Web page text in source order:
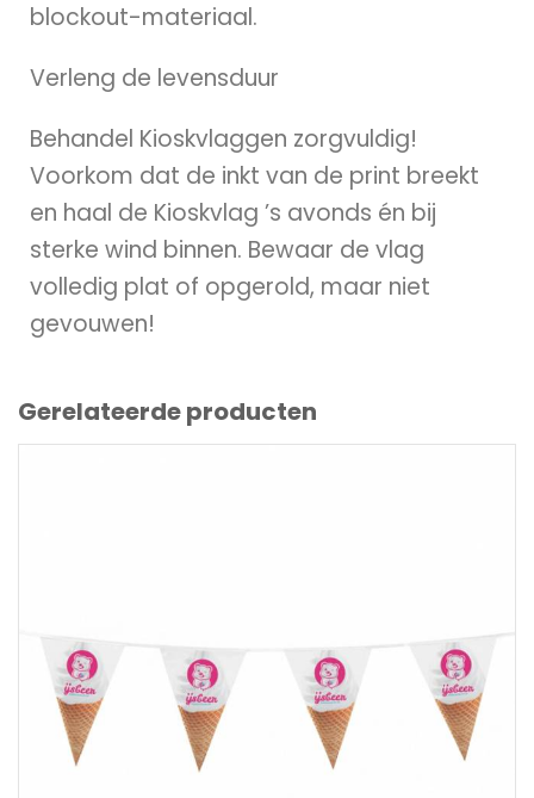
blockout-materiaal.
Verleng de levensduur
Behandel Kioskvlaggen zorgvuldig!
Voorkom dat de inkt van de print breekt
en haal de Kioskvlag ’s avonds én bij
sterke wind binnen. Bewaar de vlag
volledig plat of opgerold, maar niet
gevouwen!
Gerelateerde producten